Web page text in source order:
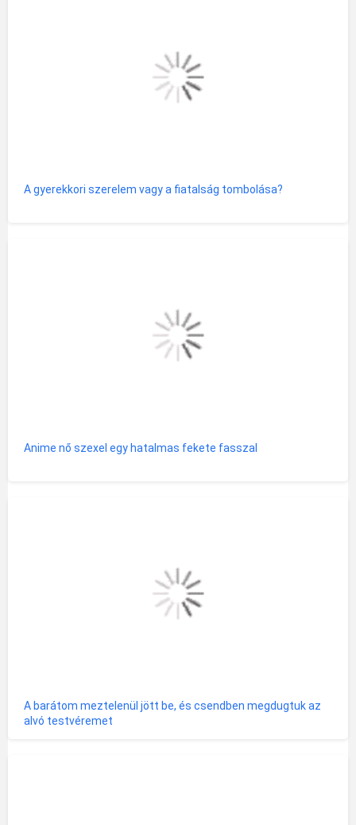
A gyerekkori szerelem vagy a fiatalság tombolása?
Anime nő szexel egy hatalmas fekete fasszal
A barátom meztelenül jött be, és csendben megdugtuk az
alvó testvéremet